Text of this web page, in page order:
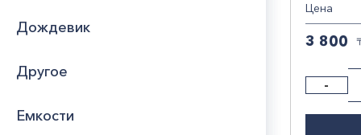
Дождевик
Другое
Емкости
Цена
3 800
-